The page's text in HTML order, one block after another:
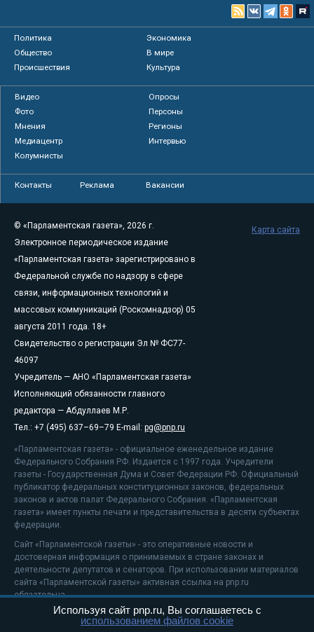
Политика
Экономика
Общество
В мире
Происшествия
Культура
Видео
Опросы
Фото
Персоны
Мнения
Регионы
Медиацентр
Интервью
Колумнисты
Контакты Реклама Вакансии
© «Парламентская газета», 2026 г.
Электронное периодическое издание
«Парламентская газета» зарегистрировано в
Федеральной службе по надзору в сфере
связи, информационных технологий и
массовых коммуникаций (Роскомнадзор) 05
августа 2011 года. 18+
Свидетельство о регистрации Эл № ФС77-
46097
Учредитель — АНО «Парламентская газета»
Исполняющий обязанности главного
редактора — Абдуллаев М.Р.
Тел.: +7 (495) 637–69–79 E-mail: pg@pnp.ru
«Парламентская газета» - официальное еженедельное издание
Федерального Собрания РФ. Издается с 1997 года. Учредители
газеты - Государственная Дума и Совет Федерации РФ. Официальный
публикатор федеральных конституционных законов, федеральных
законов и актов палат Федерального Собрания. «Парламентская
газета» имеет пункты печати и представительства в десяти субъектах
федерации.
Сайт «Парламентской газеты» - это оперативные новости и
достоверная информация о принимаемых в стране законах и
деятельности депутатов и сенаторов. При использовании материалов
сайта «Парламентской газеты» активная ссылка на pnp.ru
обязательна.
На информационном ресурсе применяютсярекомендательные
Карта сайта
Используя сайт pnp.ru, Вы соглашаетесь с
использованием файлов cookie